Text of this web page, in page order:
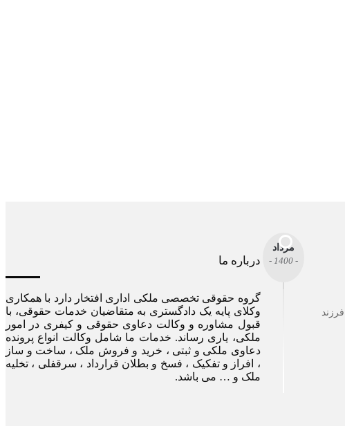
مرداد
- 1400 - درباره ما
گروه حقوقی تخصصی ملکی اداری افتخار دارد با همکاری
وکلای پایه یک دادگستری به متقاضیان خدمات حقوقی، با
قبول مشاوره و وکالت دعاوی حقوقی و کیفری در امور
ملکی، یاری رساند. خدمات ما شامل وکالت انواع پرونده
دعاوی ملکی و ثبتی ، خرید و فروش ملک ، ساخت و ساز
، افراز و تفکیک ، فسخ و بطلان قرارداد ، سرقفلی ، تخلیه
ملک و … می باشد.